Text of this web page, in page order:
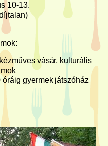
10-13.
vásár, kulturális
gyermek játszóház